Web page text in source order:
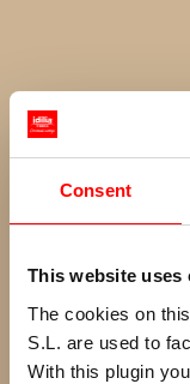
Consent
This website uses
The cookies on
S.L. are used to
With this plugin